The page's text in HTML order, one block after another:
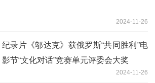
2024-11-26
纪录片《邬达克》获俄罗斯“共同胜利”电
影节“文化对话”竞赛单元评委会大奖
2024-11-26